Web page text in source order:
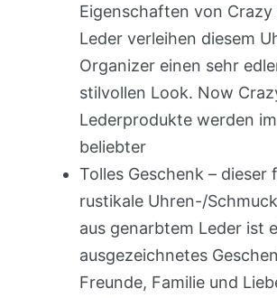
Eigenschaften von Crazy
Leder verleihen diesem
Organizer einen sehr
stilvollen Look. Now
Lederprodukte werden
beliebter
Tolles Geschenk – dieser
rustikale Uhren-/
aus genarbtem Leder ist
ausgezeichnetes
Freunde, Familie und